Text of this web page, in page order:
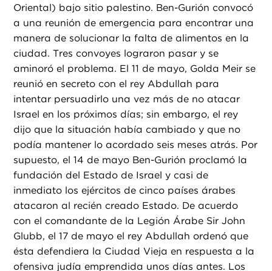
Oriental) bajo sitio palestino. Ben-Gurión convocó
a una reunión de emergencia para encontrar una
manera de solucionar la falta de alimentos en la
ciudad. Tres convoyes lograron pasar y se
aminoró el problema. El 11 de mayo, Golda Meir se
reunió en secreto con el rey Abdullah para
intentar persuadirlo una vez más de no atacar
Israel en los próximos días; sin embargo, el rey
dijo que la situación había cambiado y que no
podía mantener lo acordado seis meses atrás. Por
supuesto, el 14 de mayo Ben-Gurión proclamó la
fundación del Estado de Israel y casi de
inmediato los ejércitos de cinco países árabes
atacaron al recién creado Estado. De acuerdo
con el comandante de la Legión Árabe Sir John
Glubb, el 17 de mayo el rey Abdullah ordenó que
ésta defendiera la Ciudad Vieja en respuesta a la
ofensiva judía emprendida unos días antes. Los